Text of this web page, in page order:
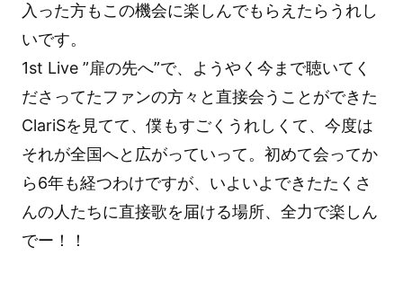
入った方もこの機会に楽しんでもらえたらうれし
いです。
1st Live ”扉の先へ”で、ようやく今まで聴いてく
ださってたファンの方々と直接会うことができた
ClariSを見てて、僕もすごくうれしくて、今度は
それが全国へと広がっていって。初めて会ってか
ら6年も経つわけですが、いよいよできたたくさ
んの人たちに直接歌を届ける場所、全力で楽しん
でー！！